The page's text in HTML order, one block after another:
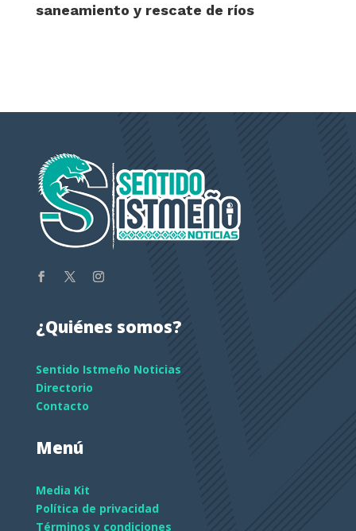
saneamiento y rescate de ríos
¿Quiénes somos?
Sentido Istmeño Noticias
Directorio
Contacto
Menú
Media Kit
Política de privacidad
Términos y condiciones